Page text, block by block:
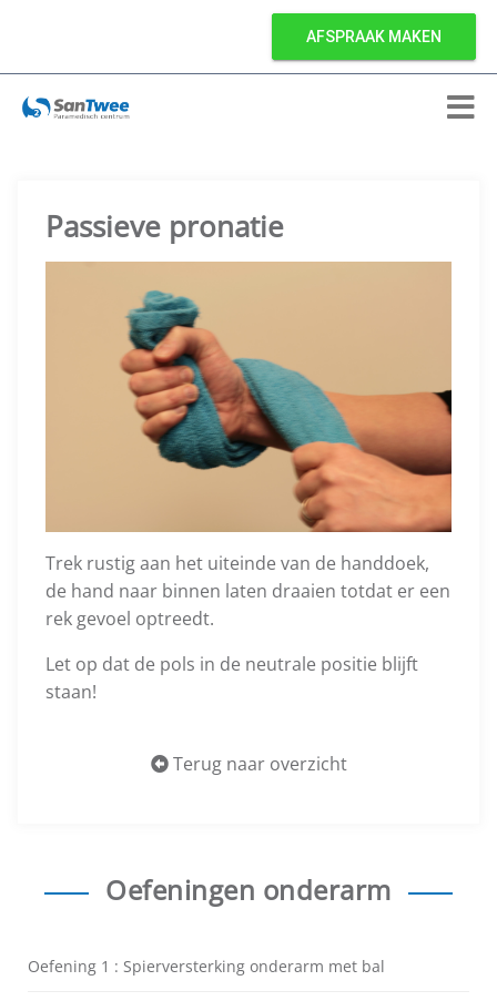
AFSPRAAK MAKEN
Oefeningen onderarm
Oefening 1 : Spierversterking onderarm met bal
Passieve pronatie
Trek rustig aan het uiteinde van de handdoek,
de hand naar binnen laten draaien totdat er een
rek gevoel optreedt.
Let op dat de pols in de neutrale positie blijft
staan!
Terug naar overzicht